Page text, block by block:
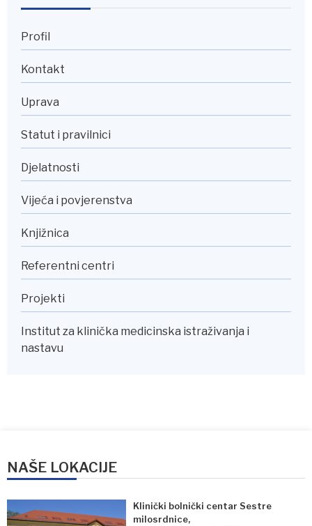
Profil
Kontakt
Uprava
Statut i pravilnici
Djelatnosti
Vijeća i povjerenstva
Knjižnica
Referentni centri
Projekti
Institut za klinička medicinska istraživanja i
nastavu
NAŠE LOKACIJE
Klinički bolnički centar Sestre
milosrdnice,